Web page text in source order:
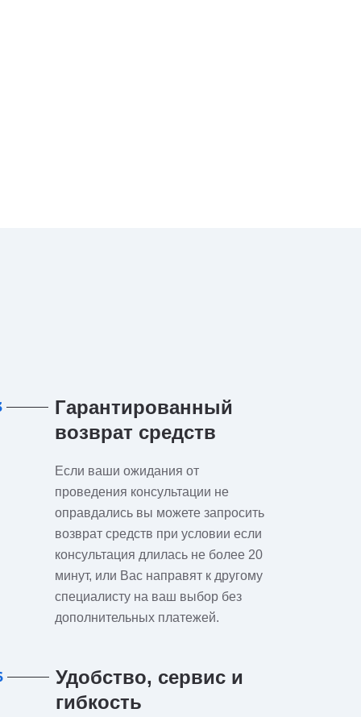
Гарантированный
возврат средств
Если ваши ожидания от
проведения консультации не
оправдались вы можете запросить
возврат средств при условии если
консультация длилась не более 20
минут, или Вас направят к другому
специалисту на ваш выбор без
дополнительных платежей.
Удобство, сервис и
гибкость